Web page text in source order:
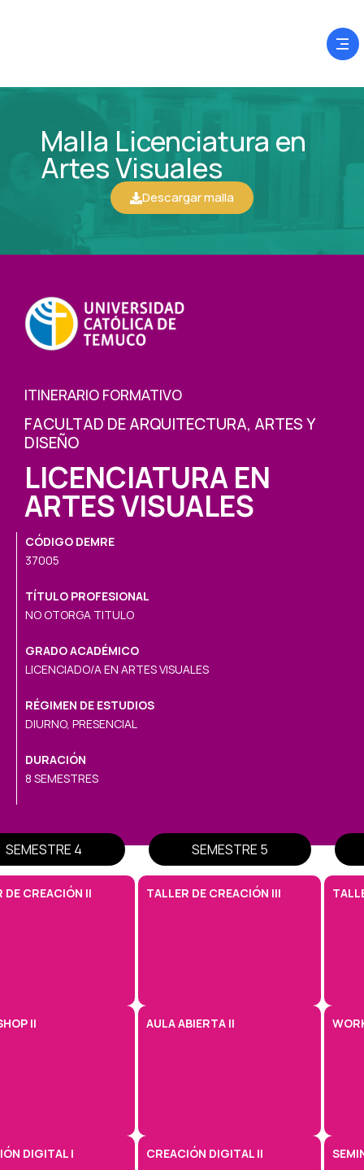
Malla Licenciatura en
Artes Visuales
Descargar malla
ITINERARIO FORMATIVO
FACULTAD DE ARQUITECTURA, ARTES Y
DISEÑO
LICENCIATURA EN
ARTES VISUALES
CÓDIGO DEMRE
37005
TÍTULO PROFESIONAL
NO OTORGA TITULO
GRADO ACADÉMICO
LICENCIADO/A EN ARTES VISUALES
RÉGIMEN DE ESTUDIOS
DIURNO, PRESENCIAL
DURACIÓN
8 SEMESTRES
SEMESTRE 4
DE CREACIÓN II
II
DIGITAL I
SEMESTRE 5
TALLER DE CREACIÓN III
AULA ABIERTA II
CREACIÓN DIGITAL II